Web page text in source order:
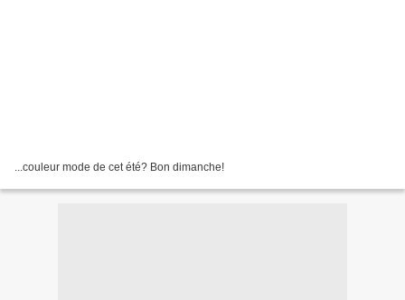
...couleur mode de cet été? Bon dimanche!